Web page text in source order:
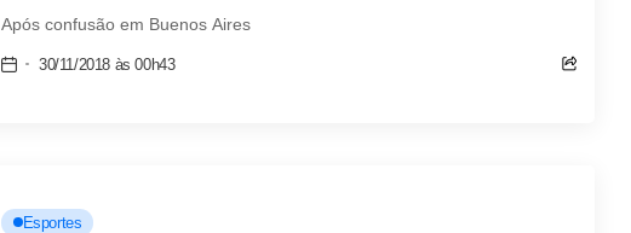
Após confusão em Buenos Aires
30/11/2018 às 00h43
Esportes